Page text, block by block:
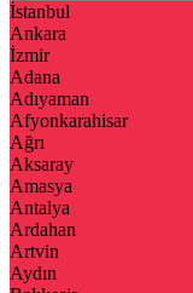
İstanbul
Ankara
İzmir
Adana
Adıyaman
Afyonkarahisar
Ağrı
Aksaray
Amasya
Antalya
Ardahan
Artvin
Aydın